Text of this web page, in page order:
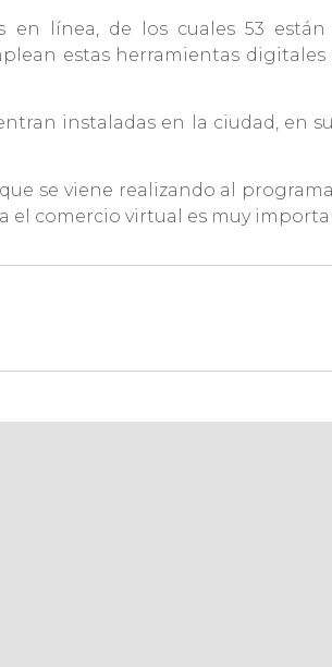
línea, de los cuales 53
estas herramientas digitales
instaladas en la ciudad, en
se viene realizando al
el comercio virtual es muy